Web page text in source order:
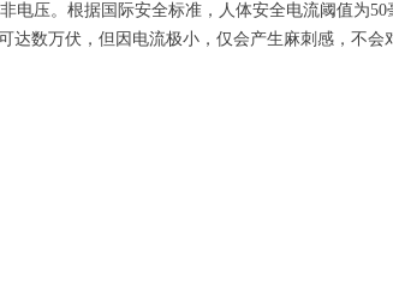
电压。根据国际安全标准，人体安全电流阈值为
达数万伏，但因电流极小，仅会产生麻刺感，不